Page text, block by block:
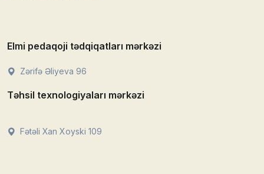
Elmi pedaqoji tədqiqatları mərkəzi
Zərifə Əliyeva 96
Təhsil texnologiyaları mərkəzi
Fətəli Xan Xoyski 109